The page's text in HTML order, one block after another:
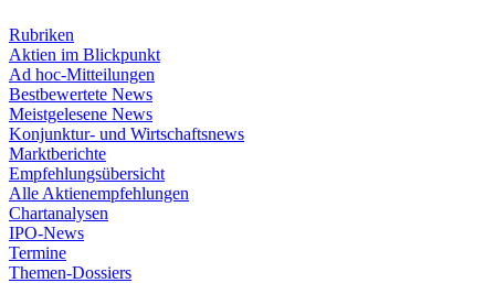
Rubriken
Aktien im Blickpunkt
Ad hoc-Mitteilungen
Bestbewertete News
Meistgelesene News
Konjunktur- und Wirtschaftsnews
Marktberichte
Empfehlungsübersicht
Alle Aktienempfehlungen
Chartanalysen
IPO-News
Termine
Themen-Dossiers